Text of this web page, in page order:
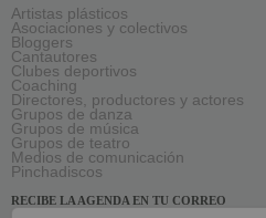
Artistas plásticos
Asociaciones y colectivos
Bloggers
Cantautores
Clubes deportivos
Coaching
Directores, productores y actores
Grupos de danza
Grupos de música
Grupos de teatro
Medios de comunicación
Pinchadiscos
RECIBE LA AGENDA EN TU CORREO